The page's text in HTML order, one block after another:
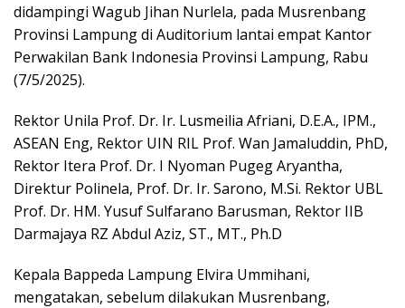
didampingi Wagub Jihan Nurlela, pada Musrenbang
Provinsi Lampung di Auditorium lantai empat Kantor
Perwakilan Bank Indonesia Provinsi Lampung, Rabu
(7/5/2025).
Rektor Unila Prof. Dr. Ir. Lusmeilia Afriani, D.E.A., IPM.,
ASEAN Eng, Rektor UIN RIL Prof. Wan Jamaluddin, PhD,
Rektor Itera Prof. Dr. I Nyoman Pugeg Aryantha,
Direktur Polinela, Prof. Dr. Ir. Sarono, M.Si. Rektor UBL
Prof. Dr. HM. Yusuf Sulfarano Barusman, Rektor IIB
Darmajaya RZ Abdul Aziz, ST., MT., Ph.D
Kepala Bappeda Lampung Elvira Ummihani,
mengatakan, sebelum dilakukan Musrenbang,